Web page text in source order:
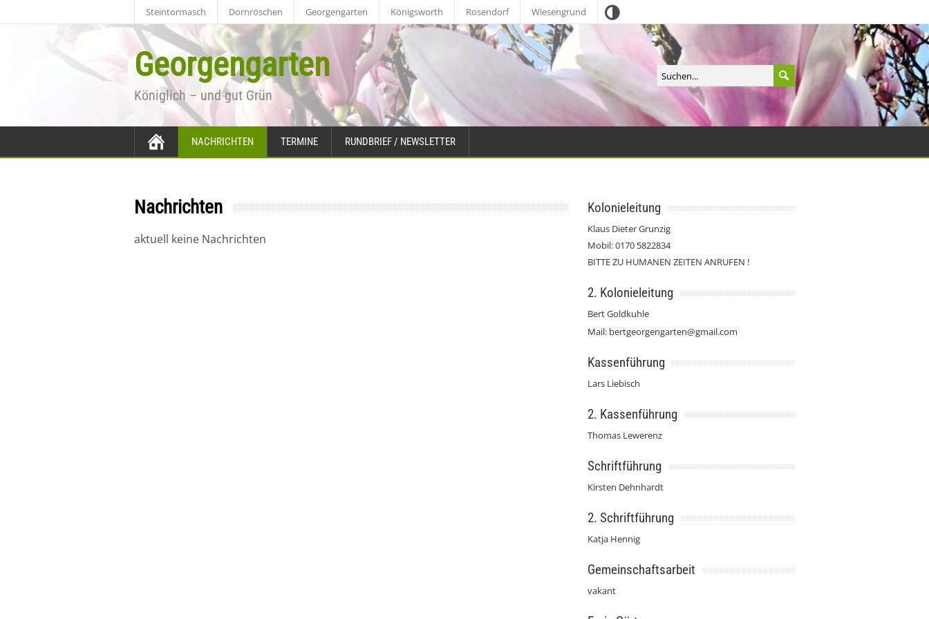
Steintormasch Dornröschen Georgengarten Königsworth Rosendorf Wiesengrund Kontrast
Georgengarten
Königlich – und gut Grün
Bitte Suchbegriff eingeben
ZURÜCK ZUR STARTSEITE
NACHRICHTEN TERMINE RUNDBRIEF / NEWSLETTER
Nachrichten
aktuell keine Nachrichten
Kolonieleitung
Klaus Dieter Grunzig
Mobil: 0170 5822834
BITTE ZU HUMANEN ZEITEN ANRUFEN !
2. Kolonieleitung
Bert Goldkuhle
Mail: bertgeorgengarten@gmail.com
Kassenführung
Lars Liebisch
2. Kassenführung
Thomas Lewerenz
Schriftführung
Kirsten Dehnhardt
2. Schriftführung
Katja Hennig
Gemeinschaftsarbeit
vakant